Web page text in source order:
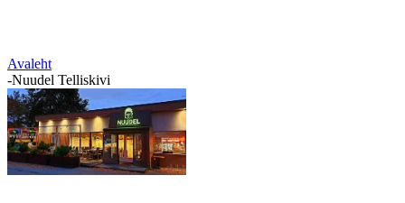
Avaleht
-Nuudel Telliskivi